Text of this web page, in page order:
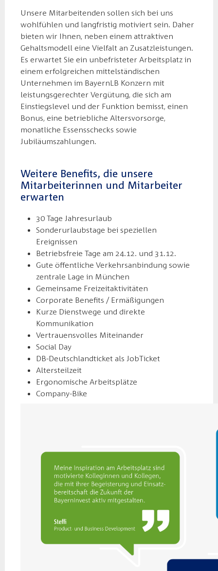
Unsere Mitarbeitenden sollen sich bei uns
wohlfühlen und langfristig motiviert sein. Daher
bieten wir Ihnen, neben einem attraktiven
Gehaltsmodell eine Vielfalt an Zusatzleistungen.
Es erwartet Sie ein unbefristeter Arbeitsplatz in
einem erfolgreichen mittelständischen
Unternehmen im BayernLB Konzern mit
leistungsgerechter Vergütung, die sich am
Einstiegslevel und der Funktion bemisst, einen
Bonus, eine betriebliche Altersvorsorge,
monatliche Essensschecks sowie
Jubiläumszahlungen.
Weitere Benefits, die unsere
Mitarbeiterinnen und Mitarbeiter
erwarten
30 Tage Jahresurlaub
Sonderurlaubstage bei speziellen
Ereignissen
Betriebsfreie Tage am 24.12. und 31.12.
Gute öffentliche Verkehrsanbindung sowie
zentrale Lage in München
Gemeinsame Freizeitaktivitäten
Corporate Benefits / Ermäßigungen
Kurze Dienstwege und direkte
Kommunikation
Vertrauensvolles Miteinander
Social Day
DB-Deutschlandticket als JobTicket
Altersteilzeit
Ergonomische Arbeitsplätze
Company-Bike